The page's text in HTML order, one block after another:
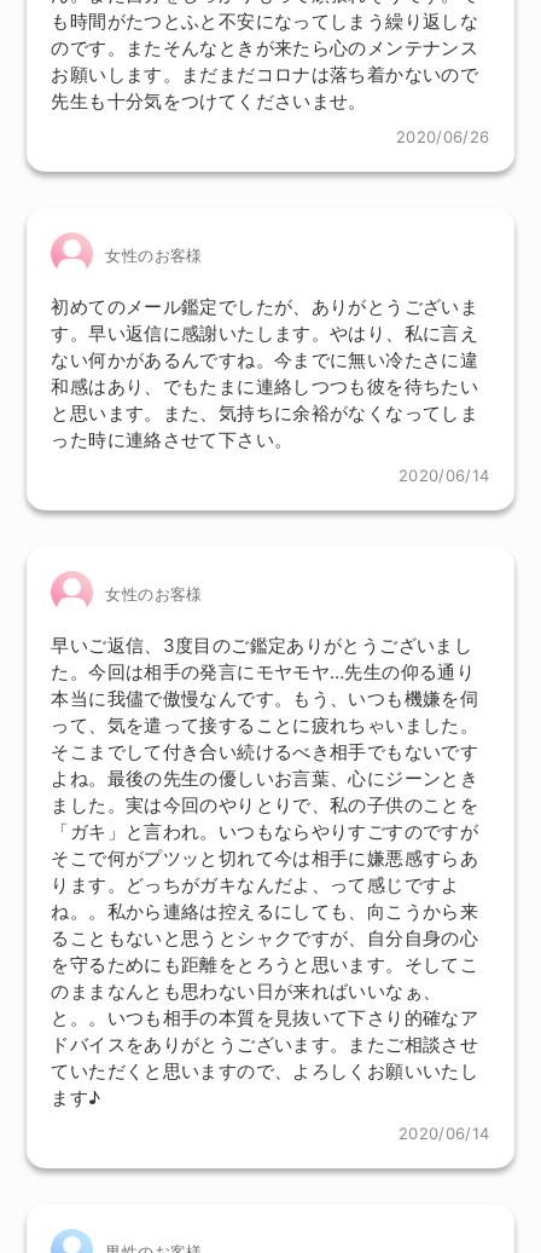
も時間がたつとふと不安になってしまう繰り返しな
のです。またそんなときが来たら心のメンテナンス
お願いします。まだまだコロナは落ち着かないので
先生も十分気をつけてくださいませ。
2020/06/26
女性のお客様
初めてのメール鑑定でしたが、ありがとうございま
す。早い返信に感謝いたします。やはり、私に言え
ない何かがあるんですね。今までに無い冷たさに違
和感はあり、でもたまに連絡しつつも彼を待ちたい
と思います。また、気持ちに余裕がなくなってしま
った時に連絡させて下さい。
2020/06/14
女性のお客様
早いご返信、3度目のご鑑定ありがとうございまし
た。今回は相手の発言にモヤモヤ…先生の仰る通り
本当に我儘で傲慢なんです。もう、いつも機嫌を伺
って、気を遣って接することに疲れちゃいました。
そこまでして付き合い続けるべき相手でもないです
よね。最後の先生の優しいお言葉、心にジーンとき
ました。実は今回のやりとりで、私の子供のことを
「ガキ」と言われ。いつもならやりすごすのですが
そこで何がプツッと切れて今は相手に嫌悪感すらあ
ります。どっちがガキなんだよ、って感じですよ
ね。。私から連絡は控えるにしても、向こうから来
ることもないと思うとシャクですが、自分自身の心
を守るためにも距離をとろうと思います。そしてこ
のままなんとも思わない日が来ればいいなぁ、
と。。いつも相手の本質を見抜いて下さり的確なア
ドバイスをありがとうございます。またご相談させ
ていただくと思いますので、よろしくお願いいたし
ます♪
2020/06/14